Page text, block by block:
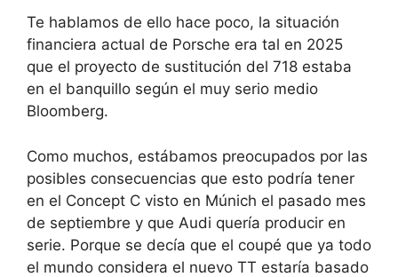
Te hablamos de ello hace poco, la situación
financiera actual de Porsche era tal en 2025
que el proyecto de sustitución del 718 estaba
en el banquillo según el muy serio medio
Bloomberg.
Como muchos, estábamos preocupados por las
posibles consecuencias que esto podría tener
en el Concept C visto en Múnich el pasado mes
de septiembre y que Audi quería producir en
serie. Porque se decía que el coupé que ya todo
el mundo considera el nuevo TT estaría basado